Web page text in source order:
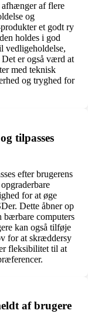
af flere
og
et godt ry
holdes i god
vedligeholdelse,
er også værd at
med teknisk
og tryghed for
tilpasses
efter brugerens
for at øge
Dette åbner op
bærbare computers
kan også tilføje
for at skræddersy
fleksibilitet til at
af brugere